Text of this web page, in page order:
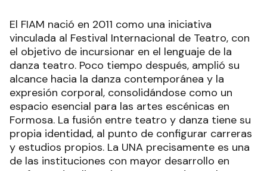
El FIAM nació en 2011 como una iniciativa
vinculada al Festival Internacional de Teatro, con
el objetivo de incursionar en el lenguaje de la
danza teatro. Poco tiempo después, amplió su
alcance hacia la danza contemporánea y la
expresión corporal, consolidándose como un
espacio esencial para las artes escénicas en
Formosa. La fusión entre teatro y danza tiene su
propia identidad, al punto de configurar carreras
y estudios propios. La UNA precisamente es una
de las instituciones con mayor desarrollo en